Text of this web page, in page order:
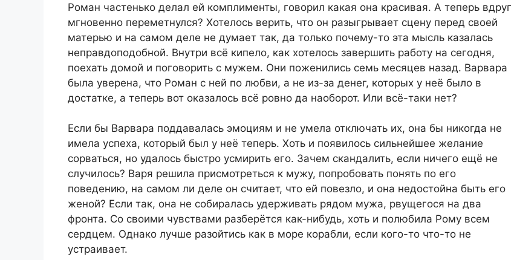
Роман частенько делал ей комплименты, говорил какая она красивая. А теперь вдруг
мгновенно переметнулся? Хотелось верить, что он разыгрывает сцену перед своей
матерью и на самом деле не думает так, да только почему-то эта мысль казалась
неправдоподобной. Внутри всё кипело, как хотелось завершить работу на сегодня,
поехать домой и поговорить с мужем. Они поженились семь месяцев назад. Варвара
была уверена, что Роман с ней по любви, а не из-за денег, которых у неё было в
достатке, а теперь вот оказалось всё ровно да наоборот. Или всё-таки нет?
Если бы Варвара поддавалась эмоциям и не умела отключать их, она бы никогда не
имела успеха, который был у неё теперь. Хоть и появилось сильнейшее желание
сорваться, но удалось быстро усмирить его. Зачем скандалить, если ничего ещё не
случилось? Варя решила присмотреться к мужу, попробовать понять по его
поведению, на самом ли деле он считает, что ей повезло, и она недостойна быть его
женой? Если так, она не собиралась удерживать рядом мужа, рвущегося на два
фронта. Со своими чувствами разберётся как-нибудь, хоть и полюбила Рому всем
сердцем. Однако лучше разойтись как в море корабли, если кого-то что-то не
устраивает.